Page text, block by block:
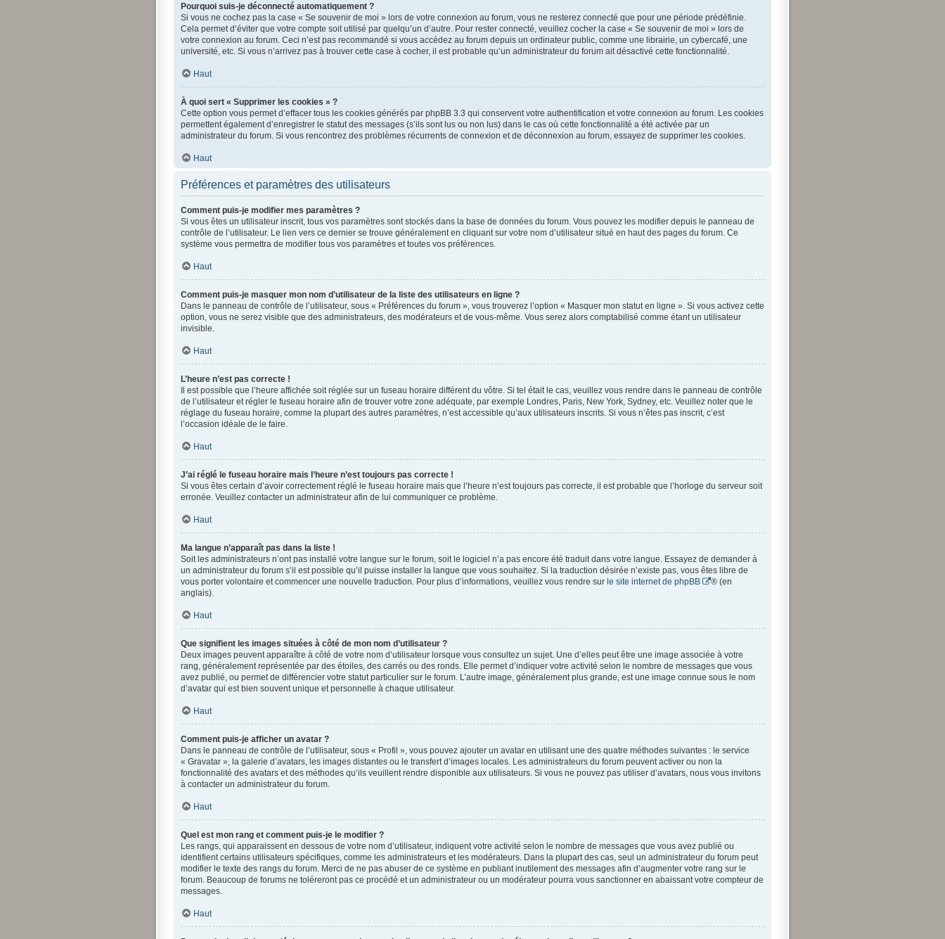
Pourquoi suis-je déconnecté automatiquement ?
Si vous ne cochez pas la case « Se souvenir de moi » lors de votre connexion au forum, vous ne resterez connecté que pour une période prédéfinie.
Cela permet d’éviter que votre compte soit utilisé par quelqu’un d’autre. Pour rester connecté, veuillez cocher la case « Se souvenir de moi » lors de
votre connexion au forum. Ceci n’est pas recommandé si vous accédez au forum depuis un ordinateur public, comme une librairie, un cybercafé, une
université, etc. Si vous n’arrivez pas à trouver cette case à cocher, il est probable qu’un administrateur du forum ait désactivé cette fonctionnalité.
Haut
À quoi sert « Supprimer les cookies » ?
Cette option vous permet d’effacer tous les cookies générés par phpBB 3.3 qui conservent votre authentification et votre connexion au forum. Les cookies
permettent également d’enregistrer le statut des messages (s’ils sont lus ou non lus) dans le cas où cette fonctionnalité a été activée par un
administrateur du forum. Si vous rencontrez des problèmes récurrents de connexion et de déconnexion au forum, essayez de supprimer les cookies.
Haut
Préférences et paramètres des utilisateurs
Comment puis-je modifier mes paramètres ?
Si vous êtes un utilisateur inscrit, tous vos paramètres sont stockés dans la base de données du forum. Vous pouvez les modifier depuis le panneau de
contrôle de l’utilisateur. Le lien vers ce dernier se trouve généralement en cliquant sur votre nom d’utilisateur situé en haut des pages du forum. Ce
système vous permettra de modifier tous vos paramètres et toutes vos préférences.
Haut
Comment puis-je masquer mon nom d’utilisateur de la liste des utilisateurs en ligne ?
Dans le panneau de contrôle de l’utilisateur, sous « Préférences du forum », vous trouverez l’option « Masquer mon statut en ligne ». Si vous activez cette
option, vous ne serez visible que des administrateurs, des modérateurs et de vous-même. Vous serez alors comptabilisé comme étant un utilisateur
invisible.
Haut
L’heure n’est pas correcte !
Il est possible que l’heure affichée soit réglée sur un fuseau horaire différent du vôtre. Si tel était le cas, veuillez vous rendre dans le panneau de contrôle
de l’utilisateur et régler le fuseau horaire afin de trouver votre zone adéquate, par exemple Londres, Paris, New York, Sydney, etc. Veuillez noter que le
réglage du fuseau horaire, comme la plupart des autres paramètres, n’est accessible qu’aux utilisateurs inscrits. Si vous n’êtes pas inscrit, c’est
l’occasion idéale de le faire.
Haut
J’ai réglé le fuseau horaire mais l’heure n’est toujours pas correcte !
Si vous êtes certain d’avoir correctement réglé le fuseau horaire mais que l’heure n’est toujours pas correcte, il est probable que l’horloge du serveur soit
erronée. Veuillez contacter un administrateur afin de lui communiquer ce problème.
Haut
Ma langue n’apparaît pas dans la liste !
Soit les administrateurs n’ont pas installé votre langue sur le forum, soit le logiciel n’a pas encore été traduit dans votre langue. Essayez de demander à
un administrateur du forum s’il est possible qu’il puisse installer la langue que vous souhaitez. Si la traduction désirée n’existe pas, vous êtes libre de
vous porter volontaire et commencer une nouvelle traduction. Pour plus d’informations, veuillez vous rendre sur le site internet de phpBB
® (en
anglais).
Haut
Que signifient les images situées à côté de mon nom d’utilisateur ?
Deux images peuvent apparaître à côté de votre nom d’utilisateur lorsque vous consultez un sujet. Une d’elles peut être une image associée à votre
rang, généralement représentée par des étoiles, des carrés ou des ronds. Elle permet d’indiquer votre activité selon le nombre de messages que vous
avez publié, ou permet de différencier votre statut particulier sur le forum. L’autre image, généralement plus grande, est une image connue sous le nom
d’avatar qui est bien souvent unique et personnelle à chaque utilisateur.
Haut
Comment puis-je afficher un avatar ?
Dans le panneau de contrôle de l’utilisateur, sous « Profil », vous pouvez ajouter un avatar en utilisant une des quatre méthodes suivantes : le service
« Gravatar », la galerie d’avatars, les images distantes ou le transfert d’images locales. Les administrateurs du forum peuvent activer ou non la
fonctionnalité des avatars et des méthodes qu’ils veuillent rendre disponible aux utilisateurs. Si vous ne pouvez pas utiliser d’avatars, nous vous invitons
à contacter un administrateur du forum.
Haut
Quel est mon rang et comment puis-je le modifier ?
Les rangs, qui apparaissent en dessous de votre nom d’utilisateur, indiquent votre activité selon le nombre de messages que vous avez publié ou
identifient certains utilisateurs spécifiques, comme les administrateurs et les modérateurs. Dans la plupart des cas, seul un administrateur du forum peut
modifier le texte des rangs du forum. Merci de ne pas abuser de ce système en publiant inutilement des messages afin d’augmenter votre rang sur le
forum. Beaucoup de forums ne toléreront pas ce procédé et un administrateur ou un modérateur pourra vous sanctionner en abaissant votre compteur de
messages.
Haut